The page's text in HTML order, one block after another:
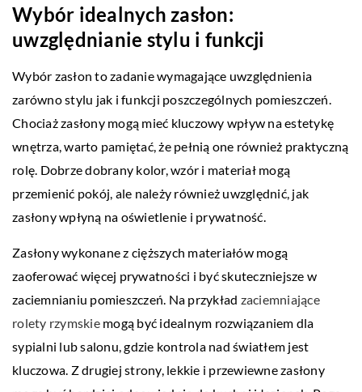
Wybór idealnych zasłon:
uwzględnianie stylu i funkcji
Wybór zasłon to zadanie wymagające uwzględnienia
zarówno stylu jak i funkcji poszczególnych pomieszczeń.
Chociaż zasłony mogą mieć kluczowy wpływ na estetykę
wnętrza, warto pamiętać, że pełnią one również praktyczną
rolę. Dobrze dobrany kolor, wzór i materiał mogą
przemienić pokój, ale należy również uwzględnić, jak
zasłony wpłyną na oświetlenie i prywatność.
Zasłony wykonane z cięższych materiałów mogą
zaoferować więcej prywatności i być skuteczniejsze w
zaciemnianiu pomieszczeń. Na przykład zaciemniające
rolety rzymskiemogą być idealnym rozwiązaniem dla
sypialni lub salonu, gdzie kontrola nad światłem jest
kluczowa. Z drugiej strony, lekkie i przewiewne zasłony